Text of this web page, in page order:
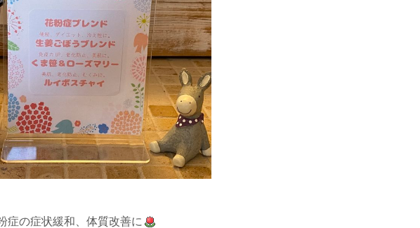
症の症状緩和、体質改善に